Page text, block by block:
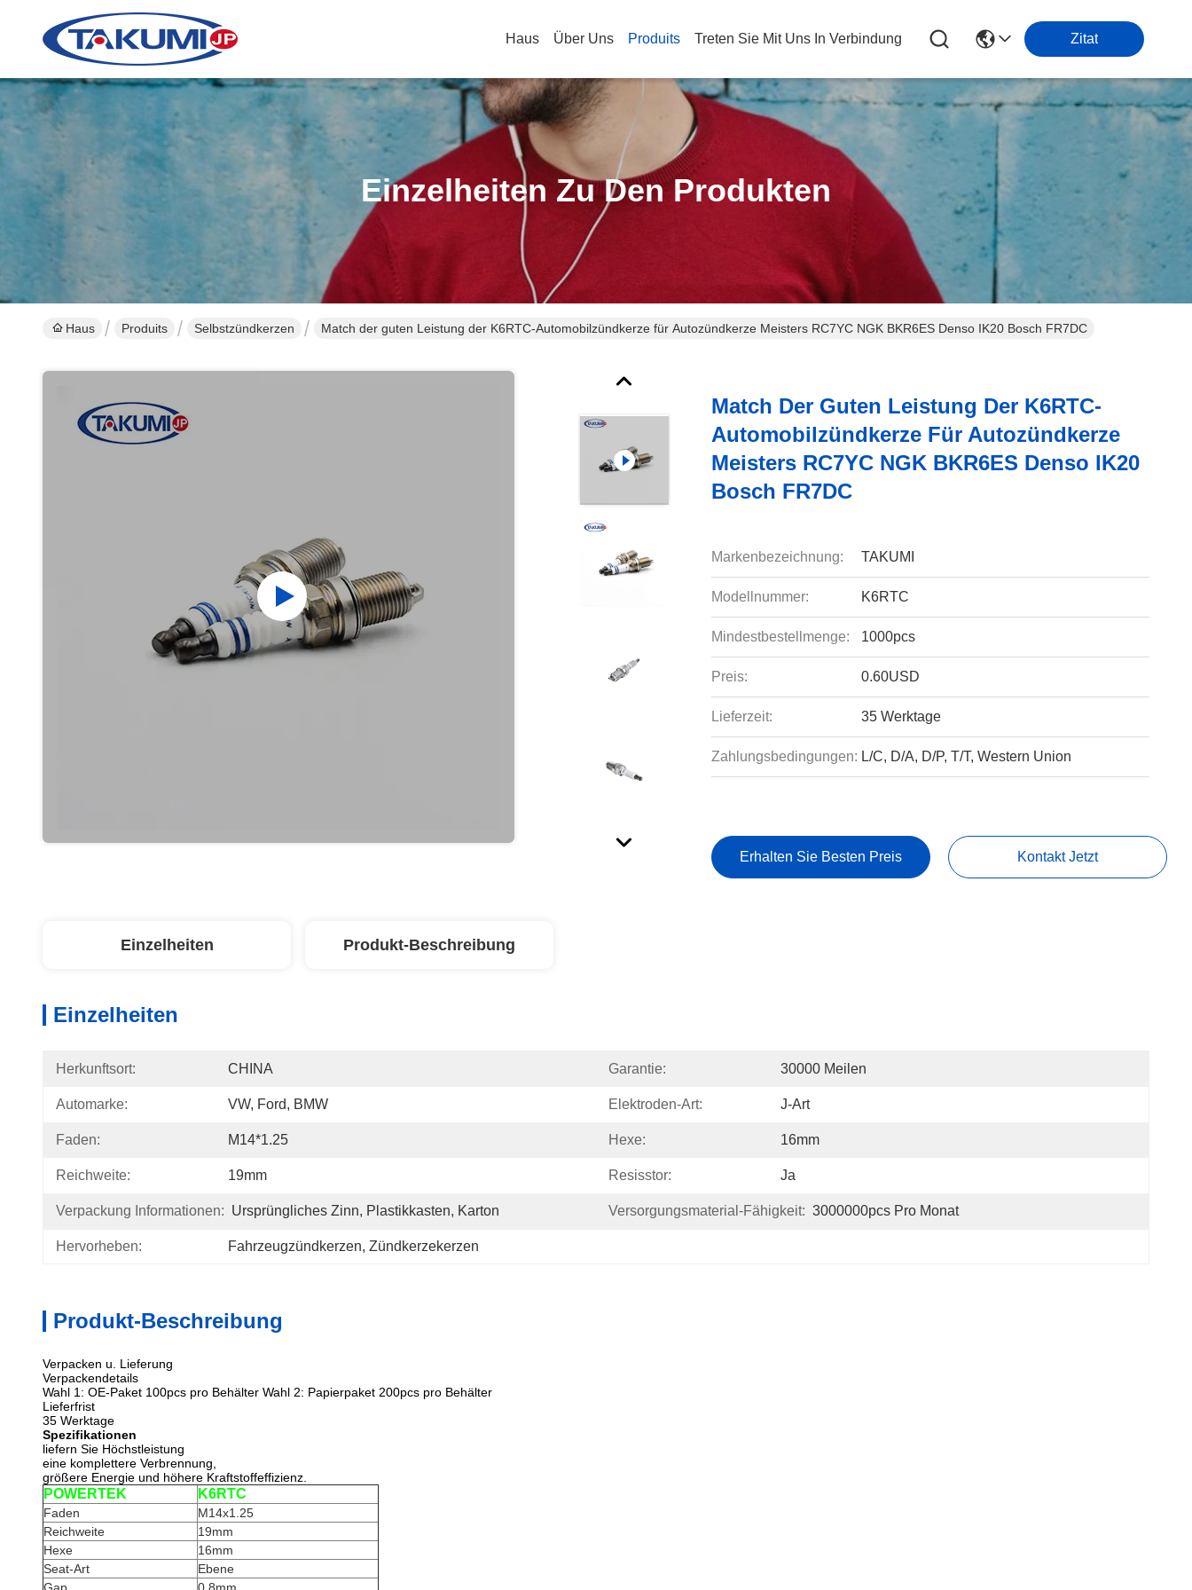
Haus Über Uns Produits Treten Sie Mit Uns In Verbindung Zitat
Einzelheiten Zu Den Produkten
Haus Produits Selbstzündkerzen Match der guten Leistung der K6RTC-Automobilzündkerze für Autozündkerze Meisters RC7YC NGK BKR6ES Denso IK20 Bosch FR7DC
Match Der Guten Leistung Der K6RTC-
Automobilzündkerze Für Autozündkerze
Meisters RC7YC NGK BKR6ES Denso IK20
Bosch FR7DC
Markenbezeichnung: TAKUMI
Modellnummer: K6RTC
Mindestbestellmenge: 1000pcs
Preis: 0.60USD
Lieferzeit: 35 Werktage
Zahlungsbedingungen: L/C, D/A, D/P, T/T, Western Union
Erhalten Sie Besten Preis Kontakt Jetzt
Einzelheiten Produkt-Beschreibung
Einzelheiten
Herkunftsort: CHINA Garantie: 30000 Meilen
Automarke: VW, Ford, BMW Elektroden-Art: J-Art
Faden: M14*1.25 Hexe: 16mm
Reichweite: 19mm Resisstor: Ja
Verpackung Informationen: Ursprüngliches Zinn, Plastikkasten, Karton Versorgungsmaterial-Fähigkeit: 3000000pcs Pro Monat
Hervorheben: Fahrzeugzündkerzen, Zündkerzekerzen
Produkt-Beschreibung
Verpacken u. Lieferung
Verpackendetails
Wahl 1: OE-Paket 100pcs pro Behälter Wahl 2: Papierpaket 200pcs pro Behälter
Lieferfrist
35 Werktage
Spezifikationen
liefern Sie Höchstleistung
eine komplettere Verbrennung,
größere Energie und höhere Kraftstoffeffizienz.
POWERTEK K6RTC
Faden
M14x1.25
Reichweite
19mm
Hexe
16mm
Seat-Art
Ebene